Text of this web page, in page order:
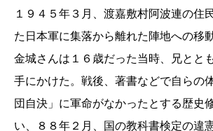
１９４５年３月、渡嘉敷村阿波連の住
た日本軍に集落から離れた陣地への移
金城さんは１６歳だった当時、兄とと
手にかけた。戦後、著書などで自らの
団自決」に軍命がなかったとする歴史
い、８８年２月、国の教科書検定の違